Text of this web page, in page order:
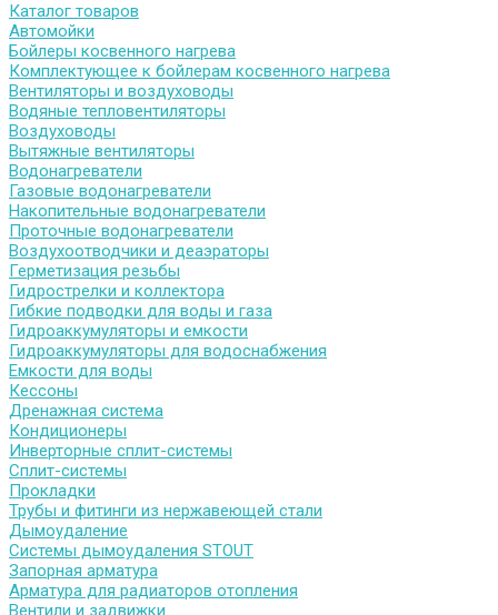
Каталог товаров
Автомойки
Бойлеры косвенного нагрева
Комплектующее к бойлерам косвенного нагрева
Вентиляторы и воздуховоды
Водяные тепловентиляторы
Воздуховоды
Вытяжные вентиляторы
Водонагреватели
Газовые водонагреватели
Накопительные водонагреватели
Проточные водонагреватели
Воздухоотводчики и деаэраторы
Герметизация резьбы
Гидрострелки и коллектора
Гибкие подводки для воды и газа
Гидроаккумуляторы и емкости
Гидроаккумуляторы для водоснабжения
Емкости для воды
Кессоны
Дренажная система
Кондиционеры
Инверторные сплит-системы
Сплит-системы
Прокладки
Трубы и фитинги из нержавеющей стали
Дымоудаление
Системы дымоудаления STOUT
Запорная арматура
Арматура для радиаторов отопления
Вентили и задвижки